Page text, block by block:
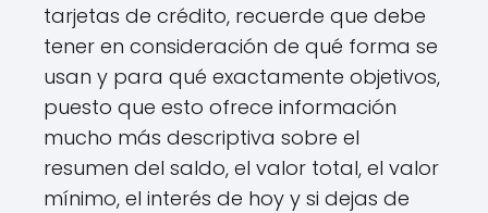
tarjetas de crédito, recuerde que debe
tener en consideración de qué forma se
usan y para qué exactamente objetivos,
puesto que esto ofrece información
mucho más descriptiva sobre el
resumen del saldo, el valor total, el valor
mínimo, el interés de hoy y si dejas de